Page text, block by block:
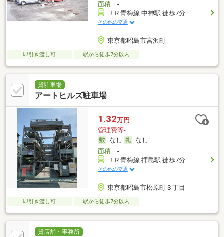
面積-
ＪＲ青梅線 中神駅 徒歩7分
その他の交通
東京都昭島市宮沢町
即引き渡し可 駅から徒歩7分以内
貸駐車場
アートヒルズ駐車場
1.32万円
管理費等-
なし
なし
面積-
ＪＲ青梅線 拝島駅 徒歩7分
その他の交通
東京都昭島市松原町３丁目
即引き渡し可 駅から徒歩7分以内
貸店舗・事務所